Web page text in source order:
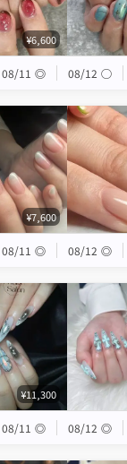
¥6,600
08/11 ◎ 08/12 ◯
¥7,600
08/11 ◎ 08/12 ◎
¥11,300
08/11 ◎ 08/12 ◎